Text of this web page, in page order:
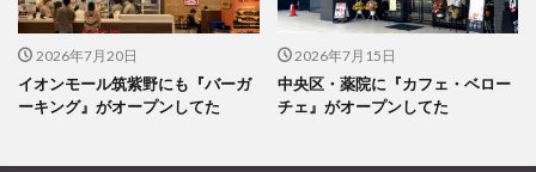
2026年7月20日
イオンモール筑紫野にも『バーガ
ーキング』がオープンしてた
2026年7月15日
中央区・薬院に『カフェ・ベロー
チェ』がオープンしてた